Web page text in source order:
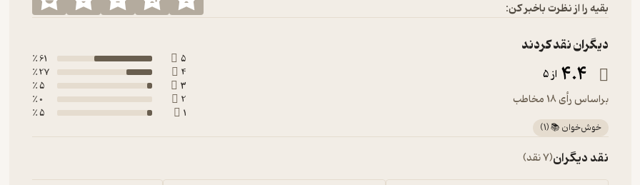
بقیه را از نظرت باخبر کن:
دیگران نقد کردند
4.4 از 5
براساس رأی 18 مخاطب
خوش‌خوان 📚(
1
)
5
61 ٪
4
27 ٪
3
5 ٪
2
0 ٪
1
5 ٪
نقد دیگران(7 نقد)